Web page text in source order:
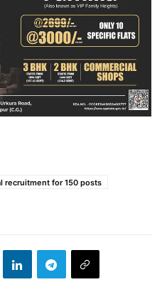
recruitment for 150 posts